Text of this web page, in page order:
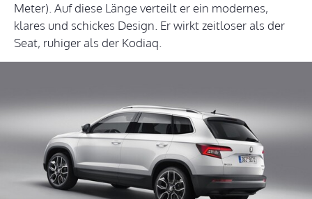
Meter). Auf diese Länge verteilt er ein modernes,
klares und schickes Design. Er wirkt zeitloser als der
Seat, ruhiger als der Kodiaq.